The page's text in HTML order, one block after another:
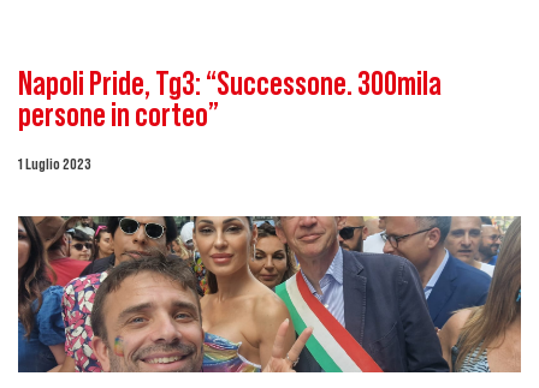
Napoli Pride, Tg3: “Successone. 300mila
persone in corteo”
1 Luglio 2023